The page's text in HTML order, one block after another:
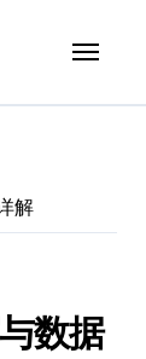
解
数据